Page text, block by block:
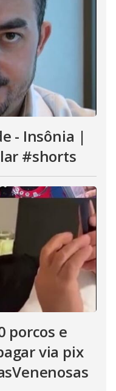
- Insônia |
#shorts
porcos e
via pix